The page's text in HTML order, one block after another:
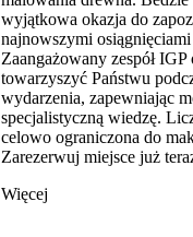
wyjątkowa okazja do
najnowszymi
Zaangażowany zespół IGP
towarzyszyć Państwu
wydarzenia, zapewniając
specjalistyczną wiedzę.
celowo ograniczona do
Zarezerwuj miejsce już
Więcej